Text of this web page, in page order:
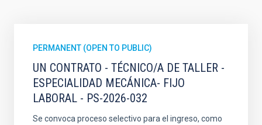
PERMANENT (OPEN TO PUBLIC)
UN CONTRATO - TÉCNICO/A DE TALLER -
ESPECIALIDAD MECÁNICA- FIJO
LABORAL - PS-2026-032
Se convoca proceso selectivo para el ingreso, como